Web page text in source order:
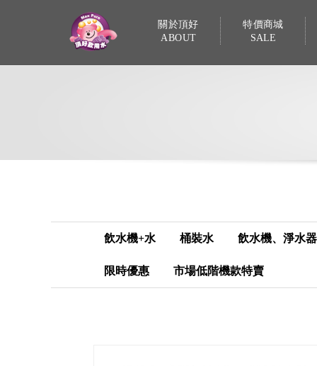
關於頂好
ABOUT
特價商城
SALE
飲水機+水 桶裝水 飲水機、淨水器
限時優惠 市場低階機款特賣